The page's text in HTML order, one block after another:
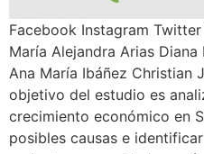
Facebook Instagram
María Alejandra Arias
Ana María Ibáñez Christian
objetivo del estudio es
crecimiento económico en
posibles causas e